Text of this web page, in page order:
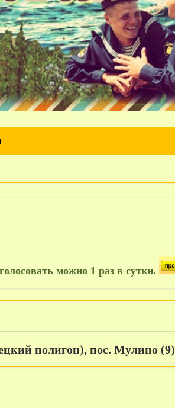
можно 1 раз в сутки.
полигон), пос. Мулино (9)